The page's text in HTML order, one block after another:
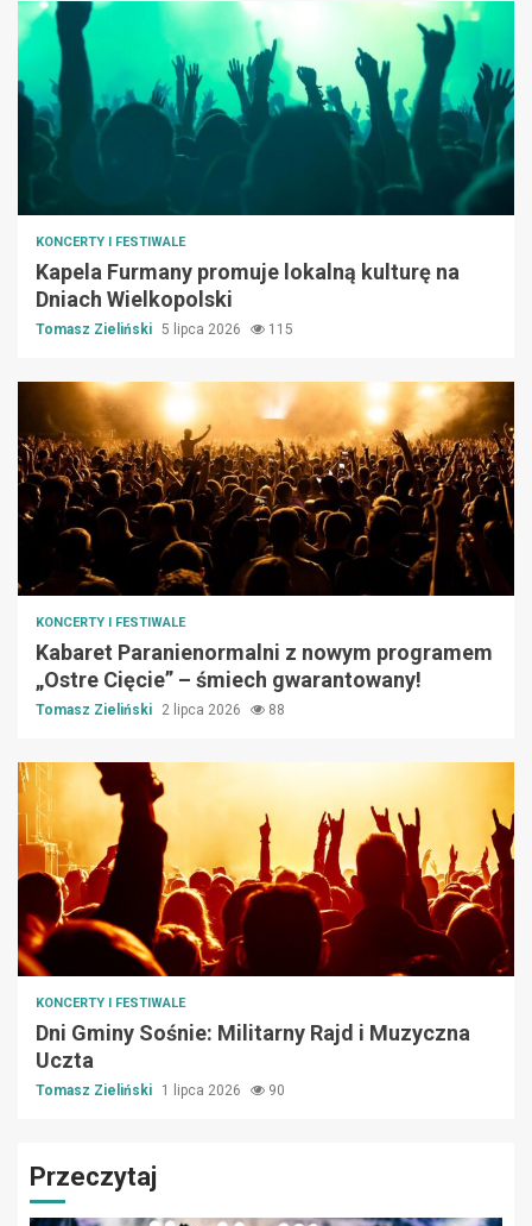
KONCERTY I FESTIWALE
Kapela Furmany promuje lokalną kulturę na
Dniach Wielkopolski
Tomasz Zieliński 5 lipca 2026 115
KONCERTY I FESTIWALE
Kabaret Paranienormalni z nowym programem
„Ostre Cięcie” – śmiech gwarantowany!
Tomasz Zieliński 2 lipca 2026 88
KONCERTY I FESTIWALE
Dni Gminy Sośnie: Militarny Rajd i Muzyczna
Uczta
Tomasz Zieliński 1 lipca 2026 90
Przeczytaj